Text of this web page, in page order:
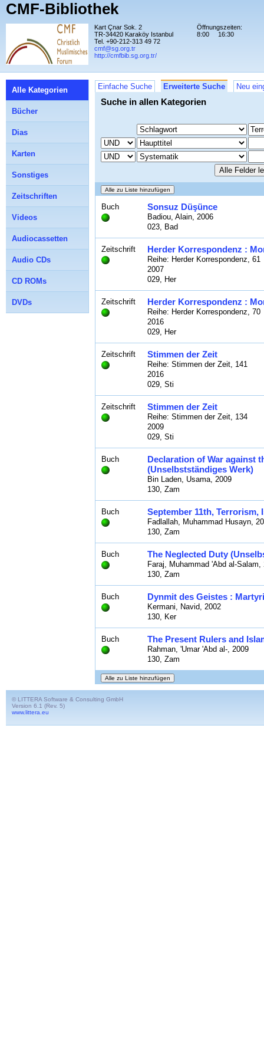
CMF-Bibliothek
Kart Çnar Sok. 2
TR-34420 Karaköy Istanbul
Tel. +90-212-313 49 72
cmf@sg.org.tr
http://cmfbib.sg.org.tr/
Öffnungszeiten:
8:00
16:30
Einfache Suche Erweiterte Suche Neu
Suche in allen Kategorien
Buch Sonsuz Düşünce
Badiou, Alain, 2006
023, Bad
Zeitschrift Herder Korrespondenz :
Reihe: Herder Korrespondenz, 61
2007
029, Her
Zeitschrift Herder Korrespondenz :
Reihe: Herder Korrespondenz, 70
2016
029, Her
Zeitschrift Stimmen der Zeit
Reihe: Stimmen der Zeit, 141
2016
029, Sti
Zeitschrift Stimmen der Zeit
Reihe: Stimmen der Zeit, 134
2009
029, Sti
Buch
Declaration of War against
(Unselbstständiges Werk)
Bin Laden, Usama, 2009
130, Zam
Buch September 11th, Terrorism,
Fadlallah, Muhammad Husayn,
130, Zam
Buch The Neglected Duty
Faraj, Muhammad 'Abd al-Salam,
130, Zam
Buch Dynmit des Geistes :
Kermani, Navid, 2002
130, Ker
Buch The Present Rulers and
Rahman, 'Umar 'Abd al-, 2009
130, Zam
Alle Kategorien
Bücher
Dias
Karten
Sonstiges
Zeitschriften
Videos
Audiocassetten
Audio CDs
CD ROMs
DVDs
© LITTERA Software & Consulting GmbH
Version 6.1 (Rev. 5)
www.littera.eu